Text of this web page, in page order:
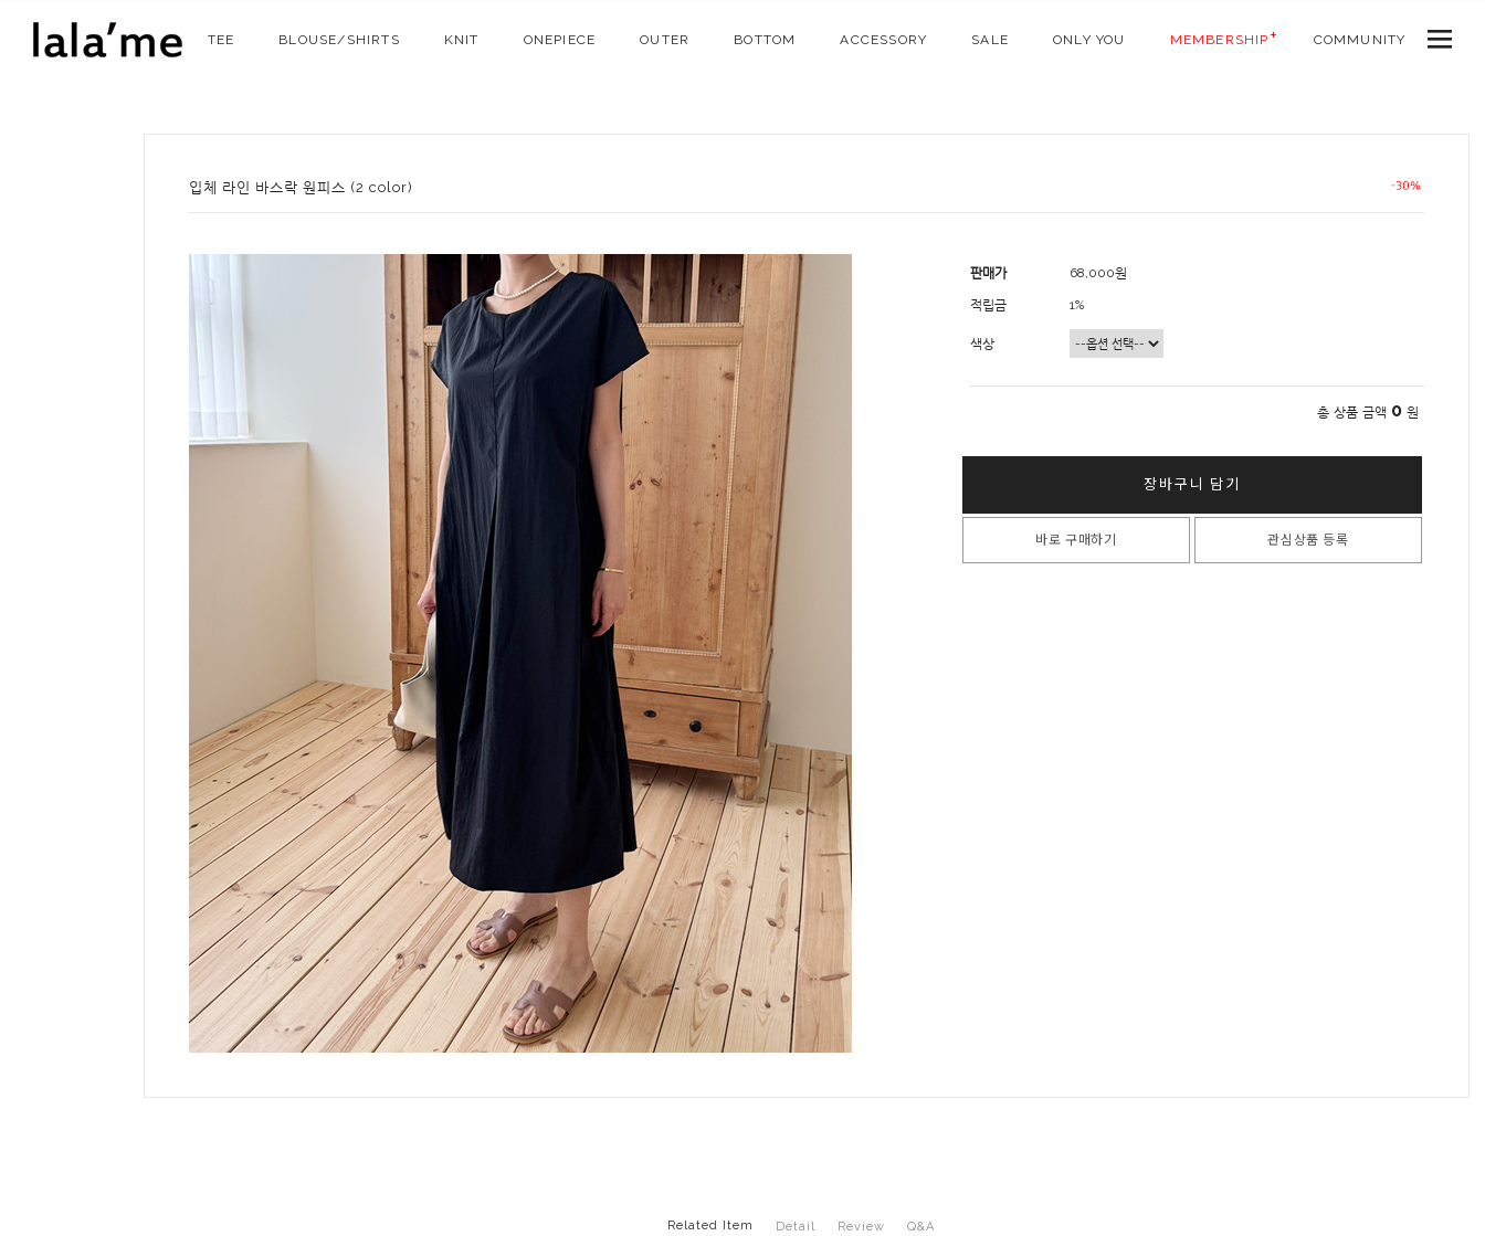
TEE BLOUSE/SHIRTS KNIT ONEPIECE OUTER BOTTOM ACCESSORY SALE ONLY YOU MEMBERSHIP COMMUNITY
입체 라인 바스락 원피스 (2 color)
판매가 68,000원
적립금 1%
색상
총 상품 금액 0 원
장바구니 담기
바로 구매하기 관심상품 등록
Related Item Detail Review Q&A